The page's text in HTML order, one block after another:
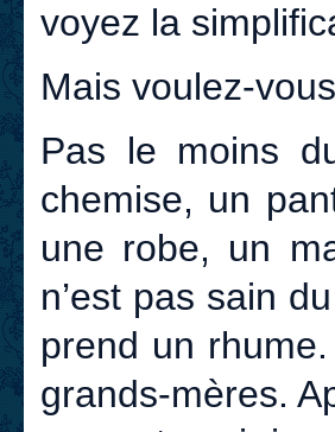
voyez la
Mais voulez-
Pas le moins
chemise, un
une robe, un
n’est pas sain
prend un rhume.
grands-mères.